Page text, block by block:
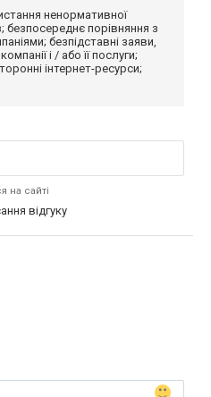
ненормативної
безпосереднє порівняння з
безпідставні заяви,
і / або її послуги;
інтернет-ресурси;
на сайті
відгуку